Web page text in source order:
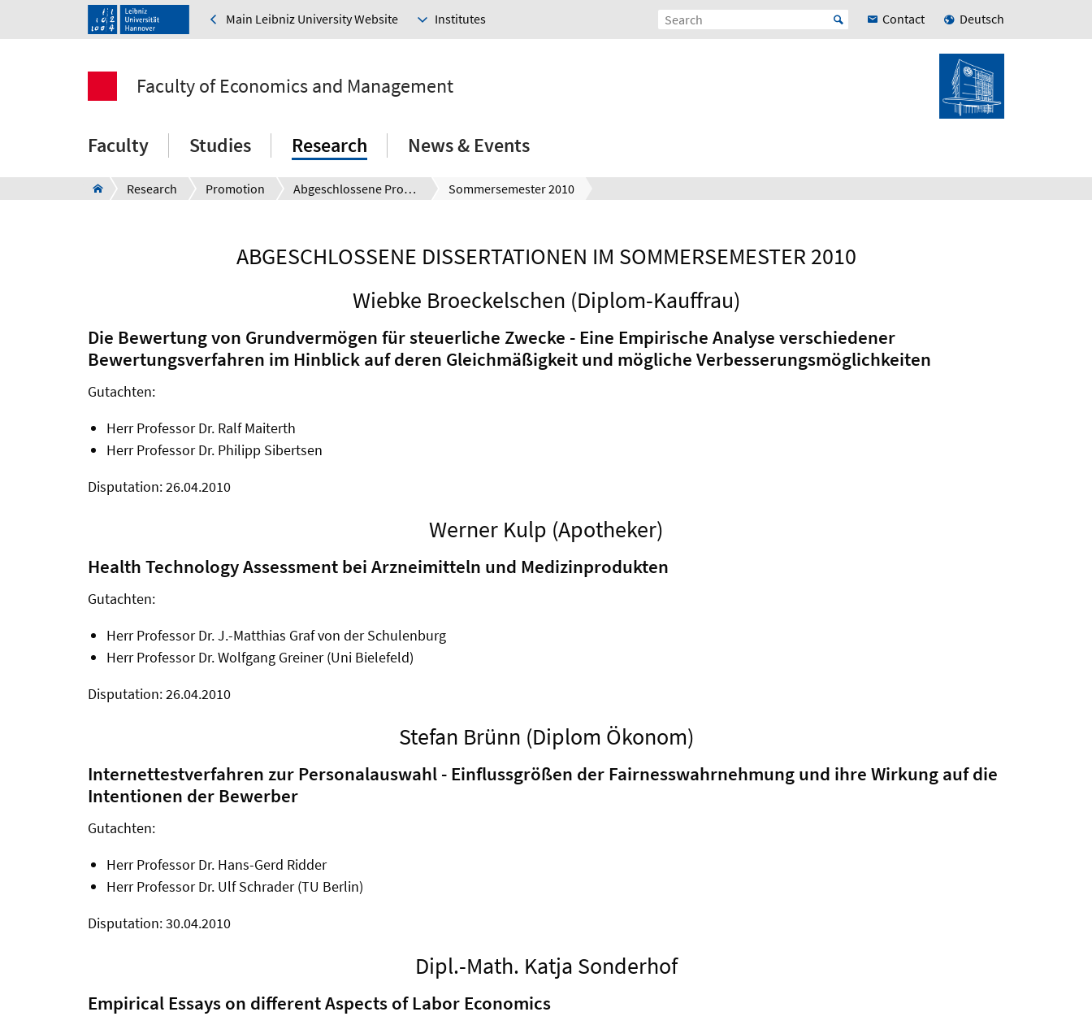
Main Leibniz University Website Institutes Contact Deutsch
Faculty of Economics and Management
Faculty Studies Research News & Events
Research Promotion Abgeschlossene Promotionen Sommersemester 2010
ABGESCHLOSSENE DISSERTATIONEN IM SOMMERSEMESTER 2010
Wiebke Broeckelschen (Diplom-Kauffrau)
Die Bewertung von Grundvermögen für steuerliche Zwecke - Eine Empirische Analyse verschiedener
Bewertungsverfahren im Hinblick auf deren Gleichmäßigkeit und mögliche Verbesserungsmöglichkeiten
Gutachten:
Herr Professor Dr. Ralf Maiterth
Herr Professor Dr. Philipp Sibertsen
Disputation: 26.04.2010
Werner Kulp (Apotheker)
Health Technology Assessment bei Arzneimitteln und Medizinprodukten
Gutachten:
Herr Professor Dr. J.-Matthias Graf von der Schulenburg
Herr Professor Dr. Wolfgang Greiner (Uni Bielefeld)
Disputation: 26.04.2010
Stefan Brünn (Diplom Ökonom)
Internettestverfahren zur Personalauswahl - Einflussgrößen der Fairnesswahrnehmung und ihre Wirkung auf die
Intentionen der Bewerber
Gutachten:
Herr Professor Dr. Hans-Gerd Ridder
Herr Professor Dr. Ulf Schrader (TU Berlin)
Disputation: 30.04.2010
Dipl.-Math. Katja Sonderhof
Empirical Essays on different Aspects of Labor Economics